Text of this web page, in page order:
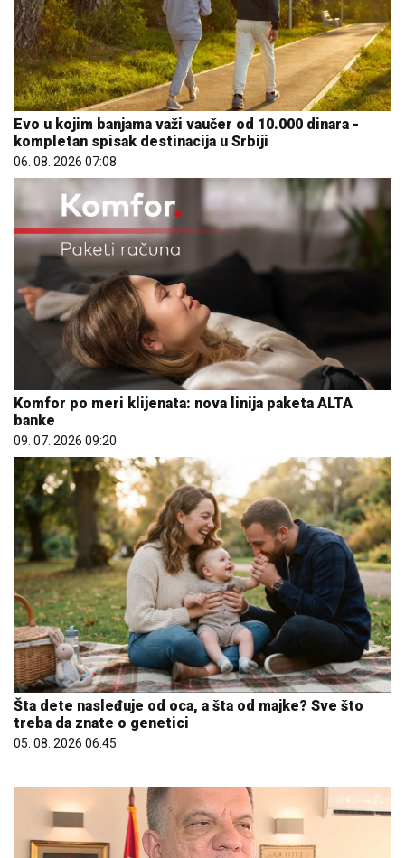
Evo u kojim banjama važi vaučer od 10.000 dinara -
kompletan spisak destinacija u Srbiji
06. 08. 2026 07:08
Komfor po meri klijenata: nova linija paketa ALTA
banke
09. 07. 2026 09:20
Šta dete nasleđuje od oca, a šta od majke? Sve što
treba da znate o genetici
05. 08. 2026 06:45